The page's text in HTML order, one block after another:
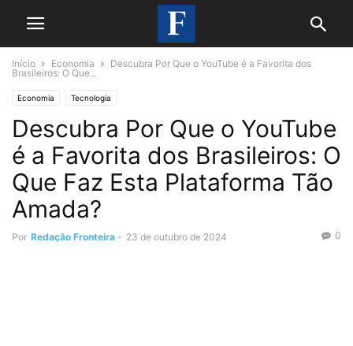
Início Economia
Descubra Por Que o YouTube é a Favorita dos
Brasileiros: O Que...
Economia Tecnologia
Descubra Por Que o YouTube
é a Favorita dos Brasileiros: O
Que Faz Esta Plataforma Tão
Amada?
Por Redação Fronteira - 23 de outubro de 2024 0